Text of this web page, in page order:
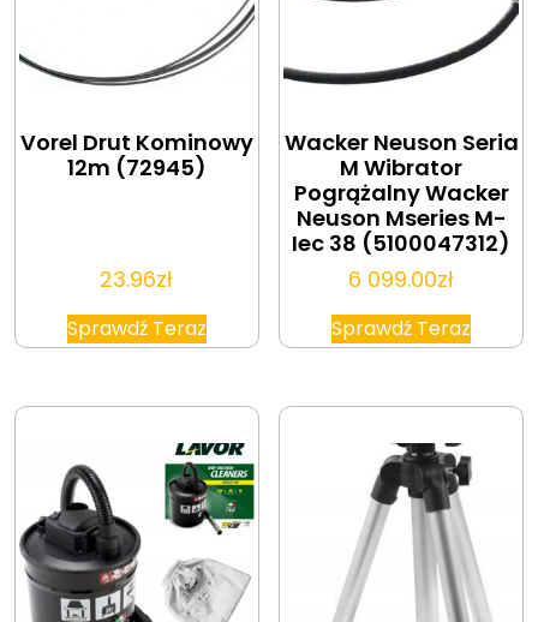
Vorel Drut Kominowy
12m (72945)
23.96zł
Sprawdź Teraz
Wacker Neuson Seria
M Wibrator
Pogrążalny Wacker
Neuson Mseries M-
Iec 38 (5100047312)
6 099.00zł
Sprawdź Teraz